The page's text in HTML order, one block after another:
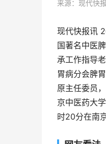
来源：现代快报
现代快报讯
国著名中医
承工作指导
胃病分会脾
原主任委员
京中医药大
时20分在南